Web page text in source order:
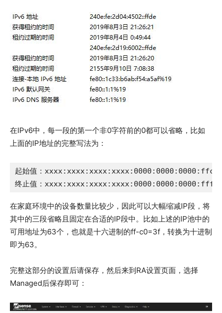
在IPv6中，每一段的第一个非0字符前的0都可以省略，比如
上面的IP地址的完整写法为：
起始值：xxxx:xxxx:xxxx:xxxx:0000:0000:0000:ffc0
终止值：xxxx:xxxx:xxxx:xxxx:0000:0000:0000:ffff
在家庭环境中的设备数量比较少，因此可以大幅缩减IP段，将
其中的三段省略且固定在合适的IP段中。比如上述的IP池中的
可用地址为63个，也就是十六进制的ff-c0=3f，转换为十进制
即为63。
完整这部分的设置后请保存，然后来到RA设置页面，选择
Managed后保存即可：